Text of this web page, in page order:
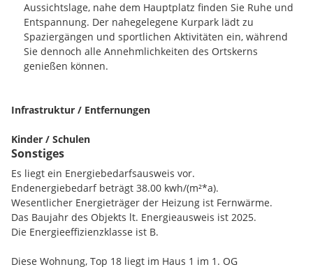
https://www.rotschild-immobilien.com/brünnerhaus-ihr-
wohntraum-in-bad-gleichenberg/
Die Wohnanlage bettet sich malerische in die Umgebung ein
und bietet durch seine höchst qualitative Bauweise neben
Tiefgaragen-Stellplätze, die den uneingeschränkten
Sämtliche Materialien und Ausstattungsmerkmale sind
sorgfältig ausgewählt.
Alle Wohnungen sind mit Balkonen, Terrassen oder/ und
Gartenanteilen ausgestattet, von welchen man in den
idyllischen Kurort Richtung Hauptplatz oder zu den
Gleichenberger Kogeln blickt.
Aussichtslage, nahe dem Hauptplatz finden Sie Ruhe und
Entspannung. Der nahegelegene Kurpark lädt zu
Spaziergängen und sportlichen Aktivitäten ein, während
Sie dennoch alle Annehmlichkeiten des Ortskerns
genießen können.
Infrastruktur / Entfernungen
Kinder / Schulen
Kindergarten 0.30 km
Grundschule 0.30 km
Realschule 0.30 km
Gymnasium 0.30 km
Verkehr
Autobahn 30.00 km
Sonstiges
Es liegt ein Energiebedarfsausweis vor.
Endenergiebedarf beträgt 38.00 kwh/(m²*a).
Wesentlicher Energieträger der Heizung ist Fernwärme.
Das Baujahr des Objekts lt. Energieausweis ist 2025.
Die Energieeffizienzklasse ist B.
Diese Wohnung, Top 18 liegt im Haus 1 im 1. OG